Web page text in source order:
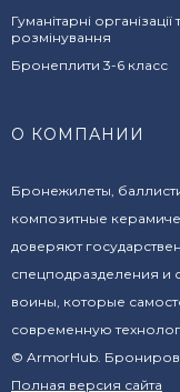
Гуманітарні організації
розмінування
Бронеплити 3-6 класс
О КОМПАНИИ
Бронежилеты,
композитные
доверяют
спецподразделения и
воины, которые
современную
© ArmorHub.
Полная версия сайта